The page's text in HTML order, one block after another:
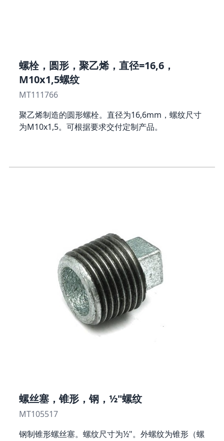
螺栓，圆形，聚乙烯，直径=16,6，
M10x1,5螺纹
MT111766
聚乙烯制造的圆形螺栓。直径为16,6mm，螺纹尺寸
为M10x1,5。可根据要求交付定制产品。
螺丝塞，锥形，钢，½"螺纹
MT105517
钢制锥形螺丝塞。螺纹尺寸为½"。外螺纹为锥形（螺